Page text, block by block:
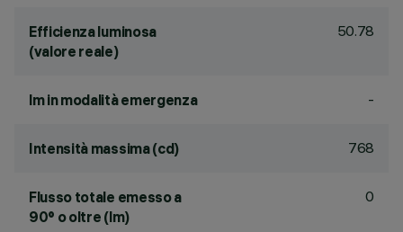
Efficienza luminosa
(valore reale)
50.78
lm in modalità emergenza -
Intensità massima (cd) 768
Flusso totale emesso a
90° o oltre (lm)
0